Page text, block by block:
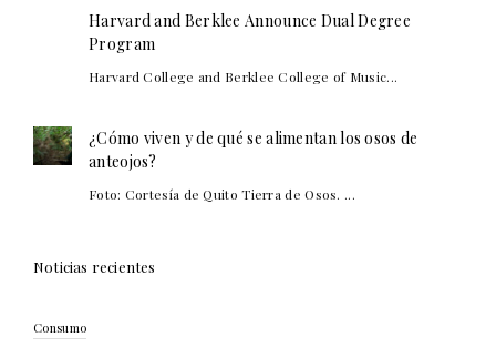
Harvard and Berklee Announce Dual Degree
Program
Harvard College and Berklee College of Music...
¿Cómo viven y de qué se alimentan los osos de
anteojos?
Foto: Cortesía de Quito Tierra de Osos. ...
Noticias recientes
Consumo